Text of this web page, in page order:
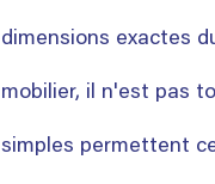
dimensions exactes
mobilier, il n'est pas
simples permettent